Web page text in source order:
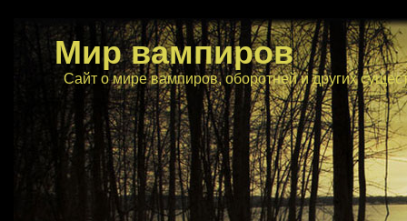
Мир вампиров
Сайт о мире вампиров, оборотней и других